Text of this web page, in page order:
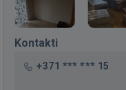
Kontakti
+371 *** *** 15